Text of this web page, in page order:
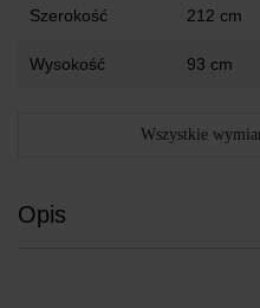
Szerokość 212 cm
Wysokość 93 cm
Wszystkie
Opis